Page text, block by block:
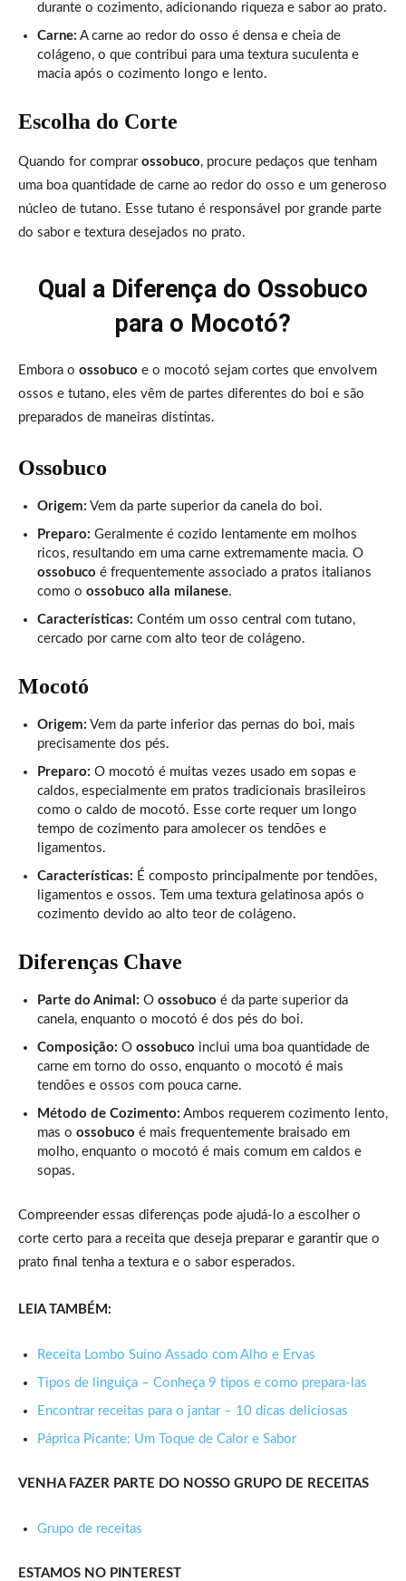
durante o cozimento, adicionando riqueza e sabor ao prato.
Carne: A carne ao redor do osso é densa e cheia de
colágeno, o que contribui para uma textura suculenta e
macia após o cozimento longo e lento.
Escolha do Corte
Quando for comprar ossobuco, procure pedaços que tenham
uma boa quantidade de carne ao redor do osso e um generoso
núcleo de tutano. Esse tutano é responsável por grande parte
do sabor e textura desejados no prato.
Qual a Diferença do Ossobuco
para o Mocotó?
Embora o ossobuco e o mocotó sejam cortes que envolvem
ossos e tutano, eles vêm de partes diferentes do boi e são
preparados de maneiras distintas.
Ossobuco
Origem: Vem da parte superior da canela do boi.
Preparo: Geralmente é cozido lentamente em molhos
ricos, resultando em uma carne extremamente macia. O
ossobuco é frequentemente associado a pratos italianos
como o ossobuco alla milanese.
Características: Contém um osso central com tutano,
cercado por carne com alto teor de colágeno.
Mocotó
Origem: Vem da parte inferior das pernas do boi, mais
precisamente dos pés.
Preparo: O mocotó é muitas vezes usado em sopas e
caldos, especialmente em pratos tradicionais brasileiros
como o caldo de mocotó. Esse corte requer um longo
tempo de cozimento para amolecer os tendões e
ligamentos.
Características: É composto principalmente por tendões,
ligamentos e ossos. Tem uma textura gelatinosa após o
cozimento devido ao alto teor de colágeno.
Diferenças Chave
Parte do Animal: O ossobuco é da parte superior da
canela, enquanto o mocotó é dos pés do boi.
Composição: O ossobuco inclui uma boa quantidade de
carne em torno do osso, enquanto o mocotó é mais
tendões e ossos com pouca carne.
Método de Cozimento: Ambos requerem cozimento lento,
mas o ossobuco é mais frequentemente braisado em
molho, enquanto o mocotó é mais comum em caldos e
sopas.
Compreender essas diferenças pode ajudá-lo a escolher o
corte certo para a receita que deseja preparar e garantir que o
prato final tenha a textura e o sabor esperados.
LEIA TAMBÉM:
Receita Lombo Suíno Assado com Alho e Ervas
Tipos de linguiça – Conheça 9 tipos e como prepara-las
Encontrar receitas para o jantar – 10 dicas deliciosas
Páprica Picante: Um Toque de Calor e Sabor
VENHA FAZER PARTE DO NOSSO GRUPO DE RECEITAS
Grupo de receitas
ESTAMOS NO PINTEREST